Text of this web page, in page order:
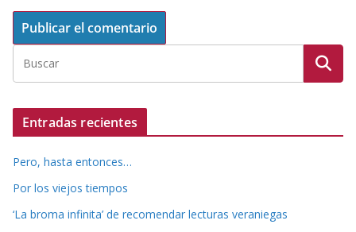
Entradas recientes
Pero, hasta entonces…
Por los viejos tiempos
‘La broma infinita’ de recomendar lecturas veraniegas